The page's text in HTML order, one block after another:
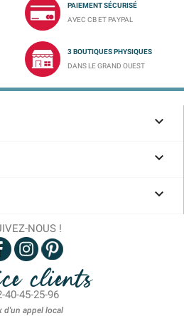
PAIEMENT SÉCURISÉ
AVEC CB ET PAYPAL
3 BOUTIQUES PHYSIQUES
DANS LE GRAND OUEST



NOUS !
clients
40-45-25-96
d'un appel local